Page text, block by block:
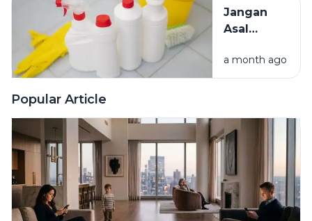
Mengatasinya
Jangan
Asal
Bahan
Pembersih
a month ago
Popular Article